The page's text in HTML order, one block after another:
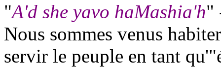
"A'd she yavo haMashia'h"
Nous sommes venus
servir le peuple en tant